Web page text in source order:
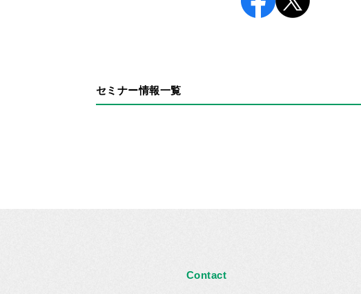
セミナー情報一覧
Contact